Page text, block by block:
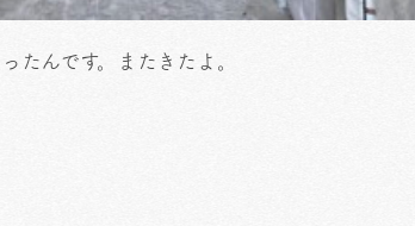
たんです。またきたよ。